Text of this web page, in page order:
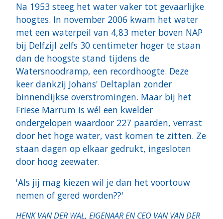
Na 1953 steeg het water vaker tot gevaarlijke
hoogtes. In november 2006 kwam het water
met een waterpeil van 4,83 meter boven NAP
bij Delfzijl zelfs 30 centimeter hoger te staan
dan de hoogste stand tijdens de
Watersnoodramp, een recordhoogte. Deze
keer dankzij Johans' Deltaplan zonder
binnendijkse overstromingen. Maar bij het
Friese Marrum is wél een kwelder
ondergelopen waardoor 227 paarden, verrast
door het hoge water, vast komen te zitten. Ze
staan dagen op elkaar gedrukt, ingesloten
door hoog zeewater.
'Als jij mag kiezen wil je dan het voortouw
nemen of gered worden??'
HENK VAN DER WAL, EIGENAAR EN CEO VAN VAN DER